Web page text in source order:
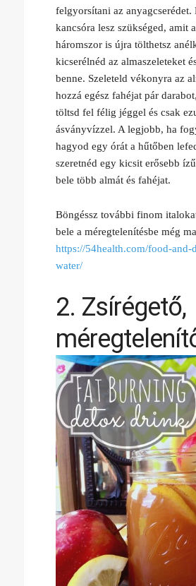
felgyorsítani az anyagcserédet.
kancsóra lesz szükséged, amit
háromszor is újra tölthetsz
kicserélnéd az almaszeleteket
benne. Szeleteld vékonyra az
hozzá egész fahéjat pár
töltsd fel félig jéggel és csak
ásványvízzel. A legjobb, ha
hagyod egy órát a hűtőben
szeretnéd egy kicsit erősebb
bele több almát és fahéjat.
Böngéssz további finom
bele a méregtelenítésbe még
https://54health.com/food-and-
water/
2. Zsírégető,